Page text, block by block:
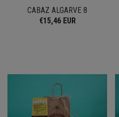
CABAZ ALGARVE 8
€15,46 EUR